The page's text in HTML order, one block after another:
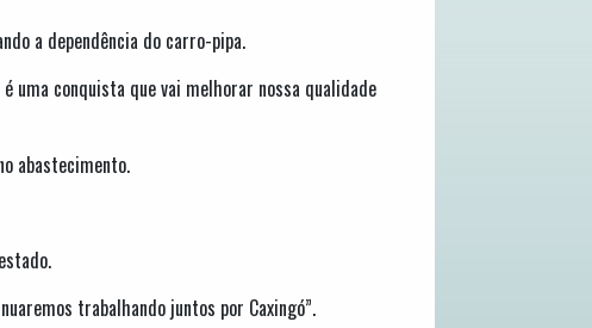
a dependência do carro-pipa.
uma conquista que vai melhorar nossa qualidade
abastecimento.
trabalhando juntos por Caxingó”.